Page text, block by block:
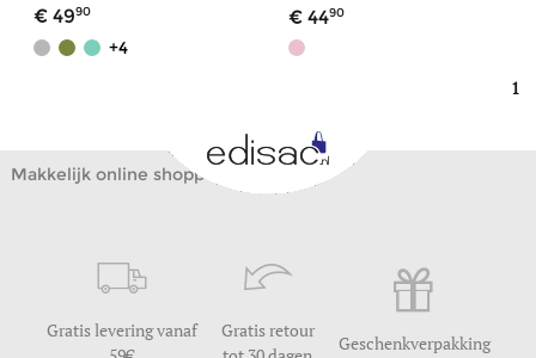
4990
+4
4490
1
Makkelijk online shoppen
Gratis levering vanaf
Gratis retour
Geschenkverpakking